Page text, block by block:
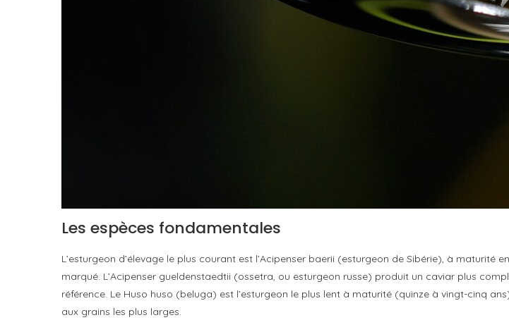
Les espèces fondamentales
L’esturgeon d’élevage le plus courant est l’Acipenser baerii (esturgeon de Sibérie), à
marqué. L’Acipenser gueldenstaedtii (ossetra, ou esturgeon russe) produit un caviar plus
référence. Le Huso huso (beluga) est l’esturgeon le plus lent à maturité (quinze à vingt-cinq
aux grains les plus larges.